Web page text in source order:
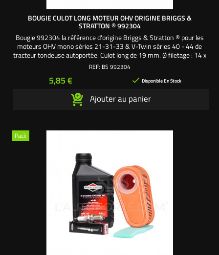
BOUGIE CULOT LONG MOTEUR OHV ORIGINE BRIGGS &
STRATTON ® 992304
Bougie 992304 la référence d'origine Briggs & Stratton ® pour les
moteurs OHV mono séries 21-31-33 & V-Twin séries 40 - 44 de
tracteur tondeuse autoportée. Culot long de 19 mm. Ø filetage : 14 x
1,25 mm. Se visse et se dévisse avec une clé hexagonale 6 pans de
REF: BS 992304
Prix
5,85 €  Disponible En Stock
Ajouter au panier
Pack